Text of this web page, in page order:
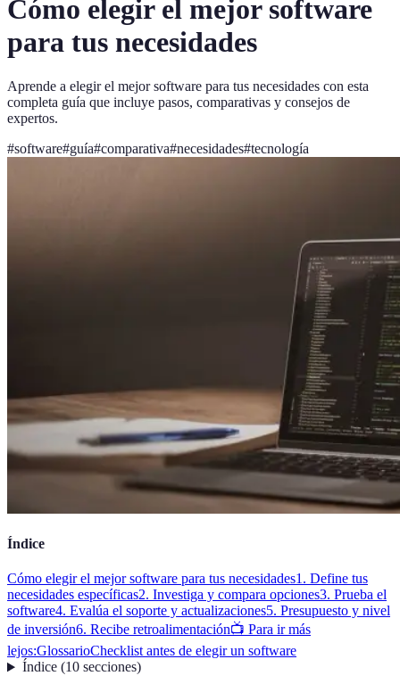
Cómo elegir el mejor software
para tus necesidades
Aprende a elegir el mejor software para tus necesidades con esta
completa guía que incluye pasos, comparativas y consejos de
expertos.
#software#guía#comparativa#necesidades#tecnología
Índice
Cómo elegir el mejor software para tus necesidades1. Define tus
necesidades específicas2. Investiga y compara opciones3. Prueba el
software4. Evalúa el soporte y actualizaciones5. Presupuesto y nivel
de inversión6. Recibe retroalimentación📺 Para ir más
lejos:GlossarioChecklist antes de elegir un software
Índice(10 secciones)